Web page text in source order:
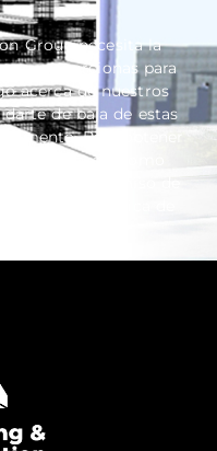
Group necesita la
proporcionas para
acerca de nuestros
de baja de estas
Para obtener
de baja, así como
y el compromiso de
nuestra Política de